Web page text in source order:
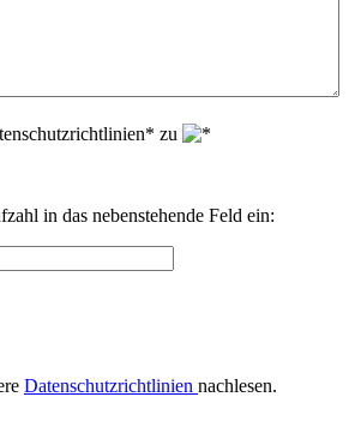
zu
in das nebenstehende Feld ein:
Datenschutzrichtlinien nachlesen.